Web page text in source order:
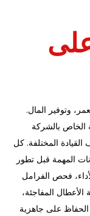
وتوفير المال.
الخاص بالشركة
المختلفة. كل
المهمة قبل تطور
فحص الفرامل
الأعطال المفاجئة،
الحفاظ على جاهزية Jeep للقيادة اليومية والطرق الوعرة، تقرير فحص